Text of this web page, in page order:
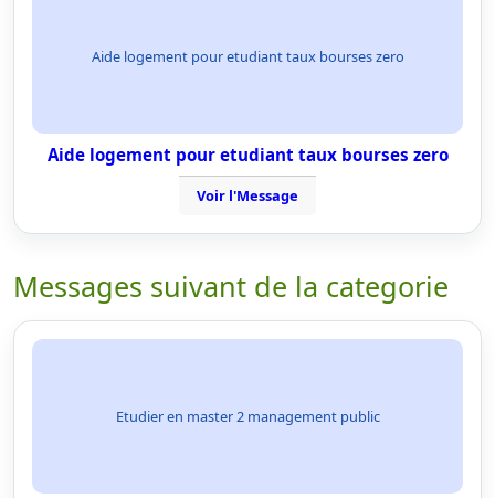
Aide logement pour etudiant taux bourses zero
Aide logement pour etudiant taux bourses zero
Voir l'Message
Messages suivant de la categorie
Etudier en master 2 management public